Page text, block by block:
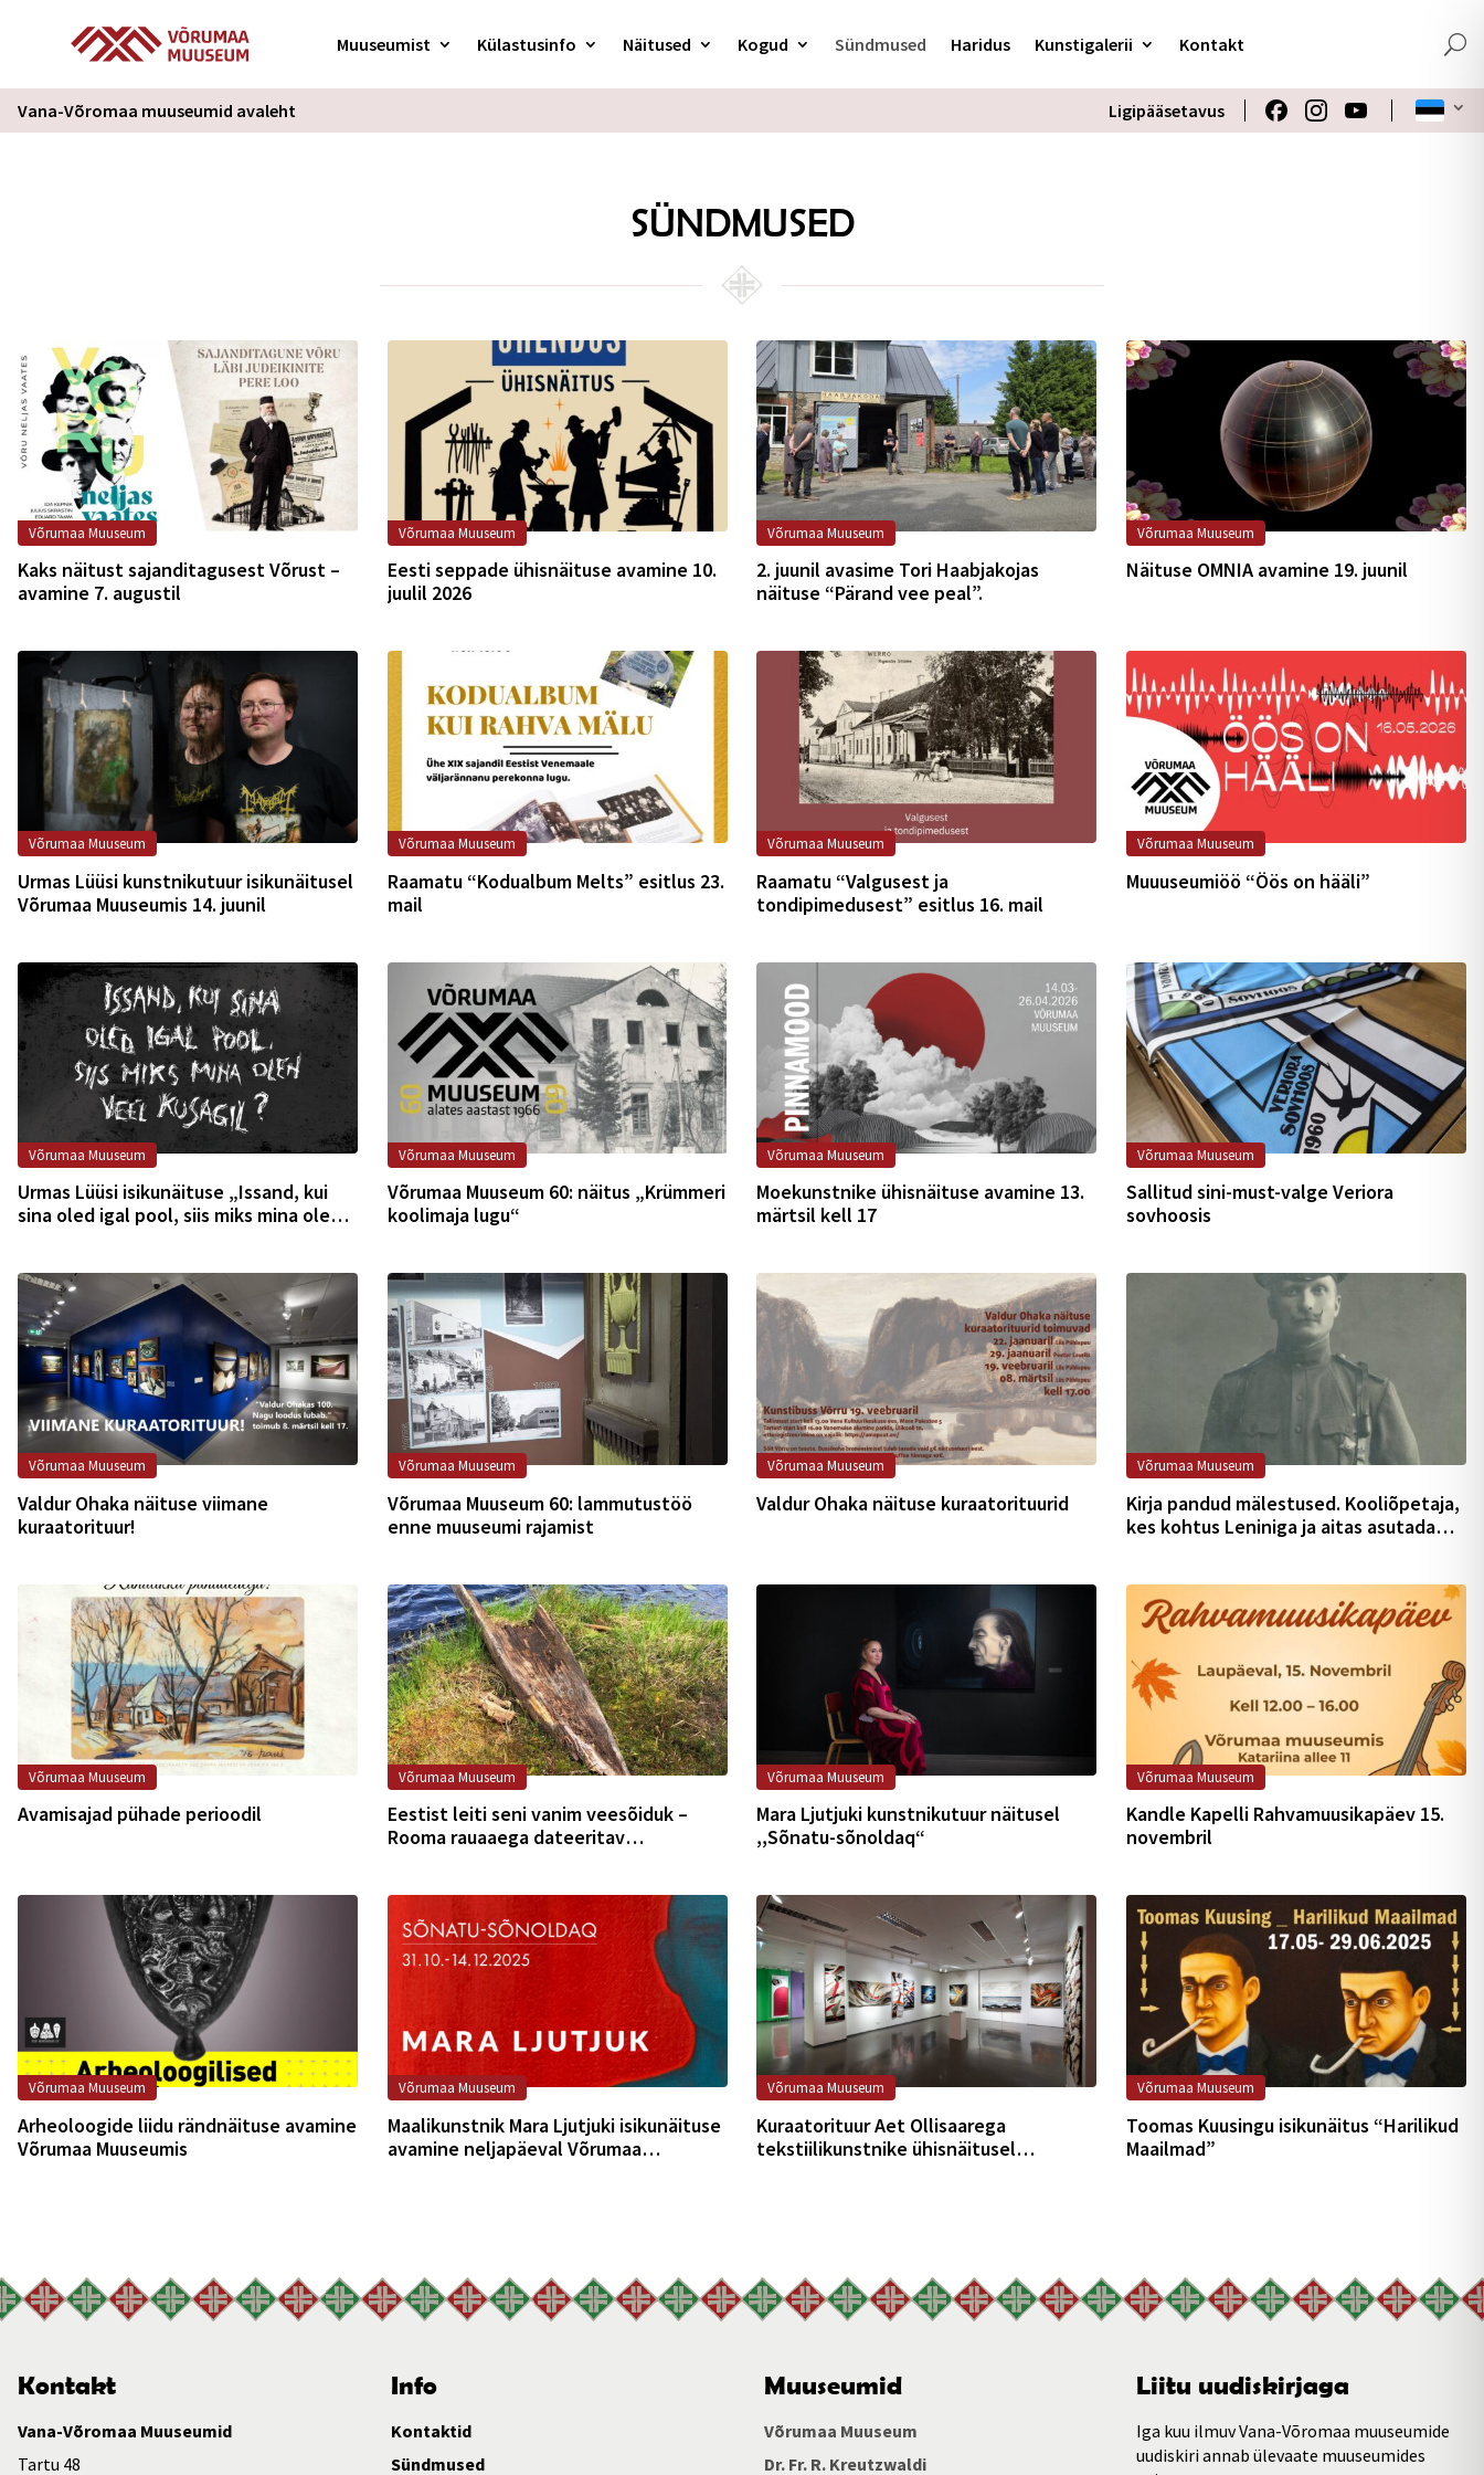
Muuseumist Külastusinfo Näitused Kogud Sündmused Haridus Kunstigalerii Kontakt
Vana-Võromaa muuseumid avaleht Ligipääsetavus
SÜNDMUSED
Võrumaa Muuseum
Kaks näitust sajanditagusest Võrust –
avamine 7. augustil
Võrumaa Muuseum
Eesti seppade ühisnäituse avamine 10.
juulil 2026
Võrumaa Muuseum
2. juunil avasime Tori Haabjakojas
näituse “Pärand vee peal”.
Võrumaa Muuseum
Näituse OMNIA avamine 19. juunil
Võrumaa Muuseum
Urmas Lüüsi kunstnikutuur isikunäitusel
Võrumaa Muuseumis 14. juunil
Võrumaa Muuseum
Raamatu “Kodualbum Melts” esitlus 23.
mail
Võrumaa Muuseum
Raamatu “Valgusest ja
tondipimedusest” esitlus 16. mail
Võrumaa Muuseum
Muuuseumiöö “Öös on hääli”
Võrumaa Muuseum
Urmas Lüüsi isikunäituse „Issand, kui
sina oled igal pool, siis miks mina olen
Võrumaa Muuseum
Võrumaa Muuseum 60: näitus „Krümmeri
koolimaja lugu“
Võrumaa Muuseum
Moekunstnike ühisnäituse avamine 13.
märtsil kell 17
Võrumaa Muuseum
Sallitud sini-must-valge Veriora
sovhoosis
Võrumaa Muuseum
Valdur Ohaka näituse viimane
kuraatorituur!
Võrumaa Muuseum
Võrumaa Muuseum 60: lammutustöö
enne muuseumi rajamist
Võrumaa Muuseum
Valdur Ohaka näituse kuraatorituurid
Võrumaa Muuseum
Kirja pandud mälestused. Kooliõpetaja,
kes kohtus Leniniga ja aitas asutada
Võrumaa Muuseum
Avamisajad pühade perioodil
Võrumaa Muuseum
Eestist leiti seni vanim veesõiduk –
Rooma rauaaega dateeritav
Võrumaa Muuseum
Mara Ljutjuki kunstnikutuur näitusel
,,Sõnatu-sõnoldaq“
Võrumaa Muuseum
Kandle Kapelli Rahvamuusikapäev 15.
novembril
Võrumaa Muuseum
Arheoloogide liidu rändnäituse avamine
Võrumaa Muuseumis
Võrumaa Muuseum
Maalikunstnik Mara Ljutjuki isikunäituse
avamine neljapäeval Võrumaa
Võrumaa Muuseum
Kuraatorituur Aet Ollisaarega
tekstiilikunstnike ühisnäitusel
Võrumaa Muuseum
Toomas Kuusingu isikunäitus “Harilikud
Maailmad”
Kontakt
Vana-Võromaa Muuseumid
Tartu 48
Info
Kontaktid
Sündmused
Muuseumid
Võrumaa Muuseum
Dr. Fr. R. Kreutzwaldi
Liitu uudiskirjaga
Iga kuu ilmuv Vana-Võromaa muuseumide
uudiskiri annab ülevaate muuseumides